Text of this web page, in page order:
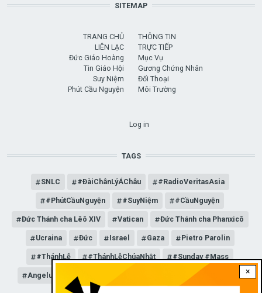
×
SITEMAP
TRANG CHỦ
LIÊN LẠC
Đức Giáo Hoàng
Tin Giáo Hội
Suy Niệm
Phút Cầu Nguyện
THÔNG TIN
TRỰC TIẾP
Mục Vụ
Gương Chứng Nhân
Đối Thoại
Môi Trường
Log in
TAGS
SNLC #ĐàiChânLýÁChâu #RadioVeritasAsia
#PhútCầuNguyện #SuyNiệm #CầuNguyện
Đức Thánh cha Lêô XIV Vatican Đức Thánh cha Phanxicô
Ucraina Đức Israel Gaza Pietro Parolin
#ThánhLễ #ThánhLễChúaNhật #Sunday #Mass
Angelus Đức Giáo hoàng Lêô XIV General Audience